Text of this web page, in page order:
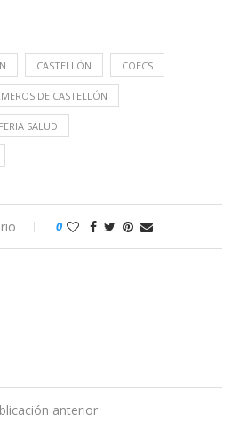
CASTELLÓN COECS
DE CASTELLÓN
FERIA SALUD
0
anterior